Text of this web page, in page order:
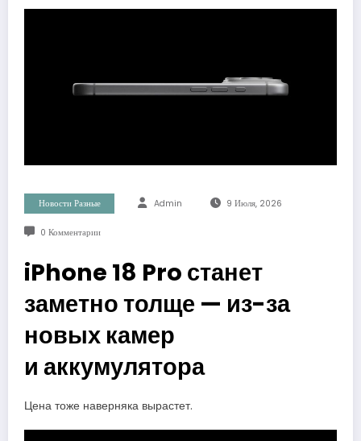
Новости Разные Admin 9 Июля, 2026
0 Комментарии
iPhone 18 Pro станет
заметно толще — из-за
новых камер
и аккумулятора
Цена тоже наверняка вырастет.